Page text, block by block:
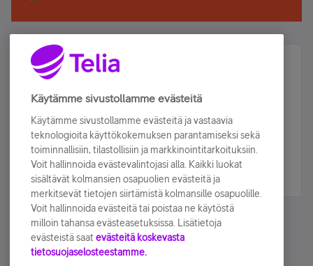
Älä jää paitsi – osallistu ja voita!
Tilaa Telian uutiskirje ja olet mukana arvonnassa.
sähköpostiisi.
Tilaa nyt
Käytämme sivustollamme evästeitä
Käytämme sivustollamme evästeitä ja vastaavia
teknologioita käyttökokemuksen parantamiseksi sekä
toiminnallisiin, tilastollisiin ja markkinointitarkoituksiin.
Voit hallinnoida evästevalintojasi alla. Kaikki luokat
sisältävät kolmansien osapuolien evästeitä ja
merkitsevät tietojen siirtämistä kolmansille osapuolille.
Voit hallinnoida evästeitä tai poistaa ne käytöstä
milloin tahansa evästeasetuksissa. Lisätietoja
evästeistä saat evästeitä koskevasta
tietosuojaselosteestamme.